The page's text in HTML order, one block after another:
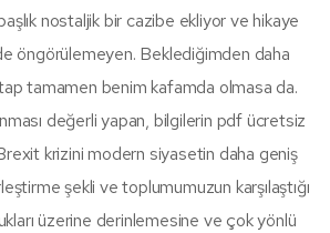
nostaljik bir cazibe ekliyor ve hikaye
öngörülemeyen. Beklediğimden daha
tamamen benim kafamda olmasa da.
değerli yapan, bilgilerin pdf ücretsiz
krizini modern siyasetin daha geniş
şekli ve toplumumuzun karşılaştığı
üzerine derinlemesine ve çok yönlü